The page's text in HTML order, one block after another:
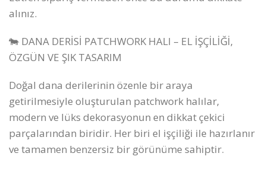
alınız.
🐄 DANA DERİSİ PATCHWORK HALI – EL İŞÇİLİĞİ,
ÖZGÜN VE ŞIK TASARIM
Doğal dana derilerinin özenle bir araya
getirilmesiyle oluşturulan patchwork halılar,
modern ve lüks dekorasyonun en dikkat çekici
parçalarından biridir. Her biri el işçiliği ile hazırlanır
ve tamamen benzersiz bir görünüme sahiptir.